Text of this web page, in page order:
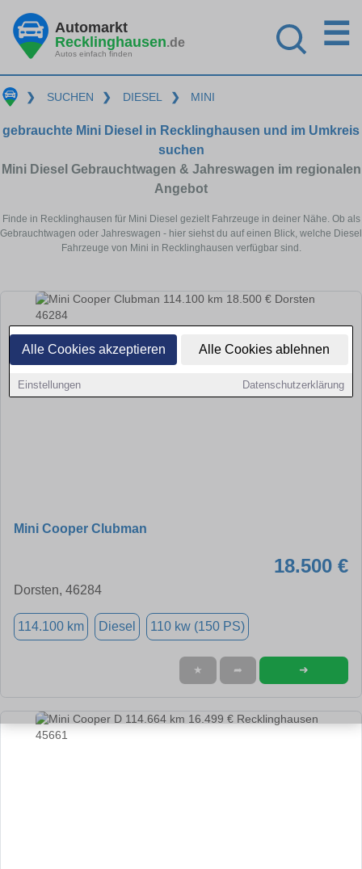
Alle Cookies akzeptieren Alle Cookies ablehnen
Einstellungen Datenschutzerklärung
Automarkt
Recklinghausen.de
Autos einfach finden
☰
❯ SUCHEN ❯ DIESEL ❯ MINI
gebrauchte Mini Diesel in Recklinghausen und im Umkreis
suchen
Mini Diesel Gebrauchtwagen & Jahreswagen im regionalen
Angebot
Finde in Recklinghausen für Mini Diesel gezielt Fahrzeuge in deiner Nähe. Ob als
Gebrauchtwagen oder Jahreswagen - hier siehst du auf einen Blick, welche Diesel
Fahrzeuge von Mini in Recklinghausen verfügbar sind.
Mini Cooper Clubman
18.500 €
Dorsten, 46284
114.100 km Diesel 110 kw (150 PS)
★ ➦ ➜